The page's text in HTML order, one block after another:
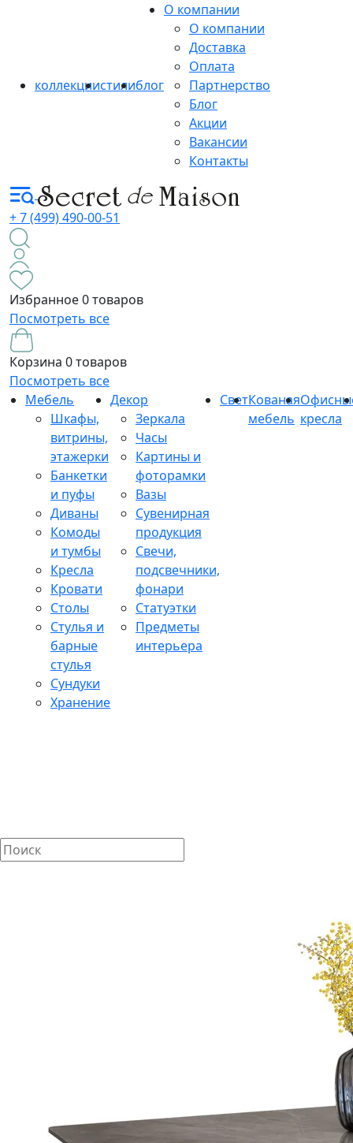
коллекциистилиблог
О компании
О компании
Доставка
Оплата
Партнерство
Блог
Акции
Вакансии
Контакты
+ 7 (499) 490-00-51
Избранное0 товаров
Посмотреть все
Корзина 0 товаров
Посмотреть все
Мебель
Шкафы,
витрины,
этажерки
Банкетки
и пуфы
Диваны
Комоды
и тумбы
Кресла
Кровати
Столы
Стулья и
барные
стулья
Сундуки
Хранение
Декор
Зеркала
Часы
Картины и
фоторамки
Вазы
Сувенирная
продукция
Свечи,
подсвечники,
фонари
Статуэтки
Предметы
интерьера
СветКованая
мебель кресла